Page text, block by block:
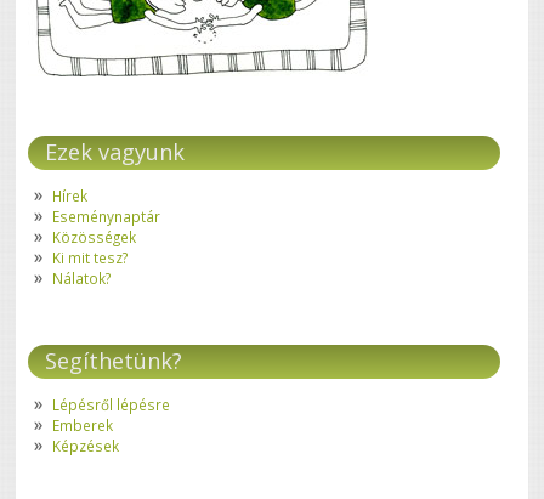
Ezek vagyunk
Hírek
Eseménynaptár
Közösségek
Ki mit tesz?
Nálatok?
Segíthetünk?
Lépésről lépésre
Emberek
Képzések